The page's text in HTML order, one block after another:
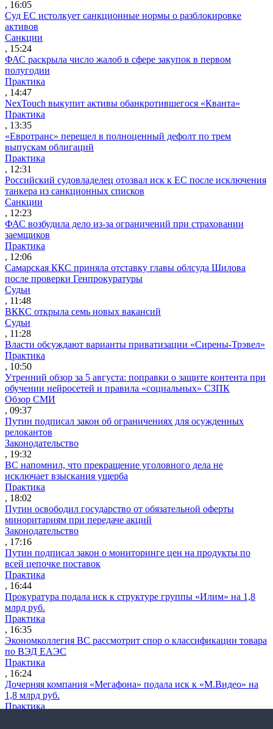
, 16:05
Суд ЕС истолкует санкционные нормы о разблокировке
активов
Санкции
, 15:24
ФАС раскрыла число жалоб в сфере закупок в первом
полугодии
Практика
, 14:47
NexTouch выкупит активы обанкротившегося «Кванта»
Практика
, 13:35
«Евротранс» перешел в полноценный дефолт по трем
выпускам облигаций
Практика
, 12:31
Российский судовладелец отозвал иск к ЕС после исключения
танкера из санкционных списков
Санкции
, 12:23
ФАС возбудила дело из-за ограничений при страховании
заемщиков
Практика
, 12:06
Самарская ККС приняла отставку главы облсуда Шилова
после проверки Генпрокуратуры
Судьи
, 11:48
ВККС открыла семь новых вакансий
Судьи
, 11:28
Власти обсуждают варианты приватизации «Сирены-Трэвел»
Практика
, 10:50
Утренний обзор за 5 августа: поправки о защите контента при
обучении нейросетей и правила «социальных» СЗПК
Обзор СМИ
, 09:37
Путин подписал закон об ограничениях для осужденных
релокантов
Законодательство
, 19:32
ВС напомнил, что прекращение уголовного дела не
исключает взыскания ущерба
Практика
, 18:02
Путин освободил государство от обязательной оферты
миноритариям при передаче акций
Законодательство
, 17:16
Путин подписал закон о мониторинге цен на продукты по
всей цепочке поставок
Практика
, 16:44
Прокуратура подала иск к структуре группы «Илим» на 1,8
млрд руб.
Практика
, 16:35
Экономколлегия ВС рассмотрит спор о классификации товара
по ВЭД ЕАЭС
Практика
, 16:24
Дочерняя компания «Мегафона» подала иск к «М.Видео» на
1,8 млрд руб.
Практика